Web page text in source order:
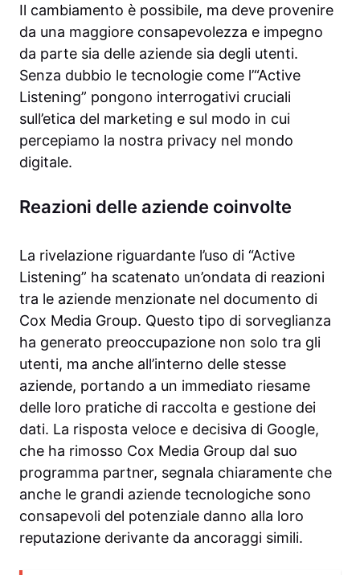
Il cambiamento è possibile, ma deve provenire
da una maggiore consapevolezza e impegno
da parte sia delle aziende sia degli utenti.
Senza dubbio le tecnologie come l’“Active
Listening” pongono interrogativi cruciali
sull’etica del marketing e sul modo in cui
percepiamo la nostra privacy nel mondo
digitale.
Reazioni delle aziende coinvolte
La rivelazione riguardante l’uso di “Active
Listening” ha scatenato un’ondata di reazioni
tra le aziende menzionate nel documento di
Cox Media Group. Questo tipo di sorveglianza
ha generato preoccupazione non solo tra gli
utenti, ma anche all’interno delle stesse
aziende, portando a un immediato riesame
delle loro pratiche di raccolta e gestione dei
dati. La risposta veloce e decisiva di Google,
che ha rimosso Cox Media Group dal suo
programma partner, segnala chiaramente che
anche le grandi aziende tecnologiche sono
consapevoli del potenziale danno alla loro
reputazione derivante da ancoraggi simili.